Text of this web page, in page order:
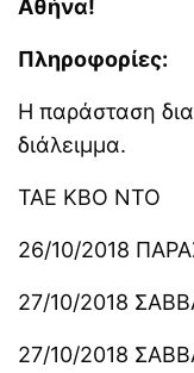
Αθήνα!
Πληροφορίες:
Η παράσταση
διάλειμμα.
ΤΑΕ ΚΒΟ ΝΤΟ
26/10/2018
27/10/2018
27/10/2018